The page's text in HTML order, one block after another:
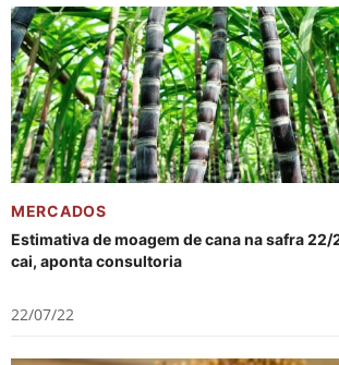
MERCADOS
Estimativa de moagem de cana na safra
cai, aponta consultoria
22/07/22